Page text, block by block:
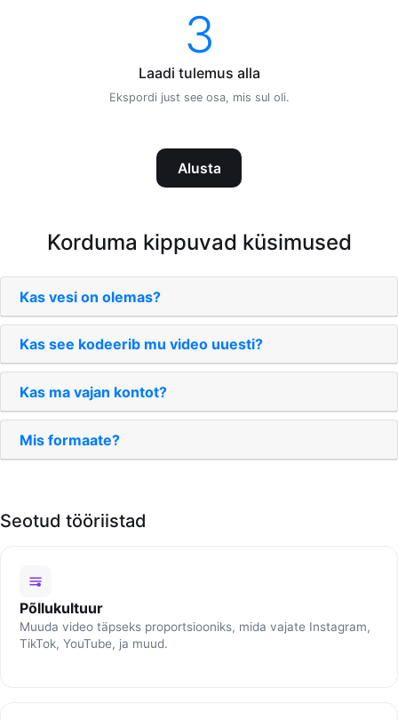
3
Laadi tulemus alla
Ekspordi just see osa, mis sul oli.
Alusta
Korduma kippuvad küsimused
Kas vesi on olemas?
Kas see kodeerib mu video uuesti?
Kas ma vajan kontot?
Mis formaate?
Seotud tööriistad
Põllukultuur
Muuda video täpseks proportsiooniks, mida vajate Instagram,
TikTok, YouTube, ja muud.